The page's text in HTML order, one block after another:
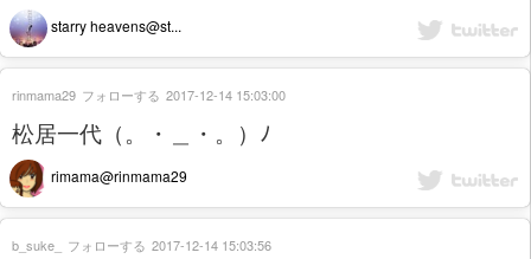
starry heavens@st...
松居一代（。・＿・。）ﾉ
rimama@rinmama29
rinmama29 フォローする 2017-12-14 15:03:00
b_suke_ フォローする 2017-12-14 15:03:56